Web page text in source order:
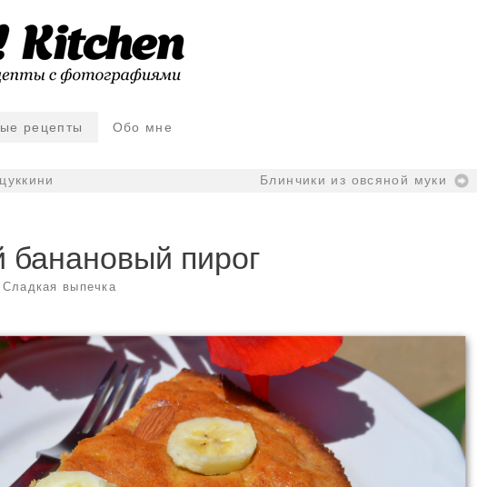
рецепты Обо мне
Блинчики из овсяной муки
банановый пирог
Сладкая выпечка